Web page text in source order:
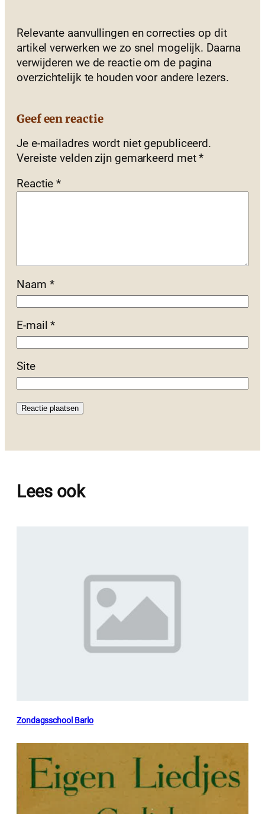
Relevante aanvullingen en correcties op dit
artikel verwerken we zo snel mogelijk. Daarna
verwijderen we de reactie om de pagina
overzichtelijk te houden voor andere lezers.
Geef een reactie
Je e-mailadres wordt niet gepubliceerd.
Vereiste velden zijn gemarkeerd met*
Reactie*
Naam *
E-mail*
Site
Lees ook
Zondagsschool Barlo